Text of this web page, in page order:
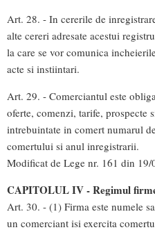
Art. 28. - In cererile de
alte cereri adresate acestui
la care se vor comunica
acte si instiintari.
Art. 29. - Comerciantul este
oferte, comenzi, tarife, prospecte
intrebuintate in comert numarul
comertului si anul inregistrarii.
Modificat de Lege nr. 161 din
CAPITOLUL IV - Regimul
Art. 30. - (1) Firma este numele
un comerciant isi exercita